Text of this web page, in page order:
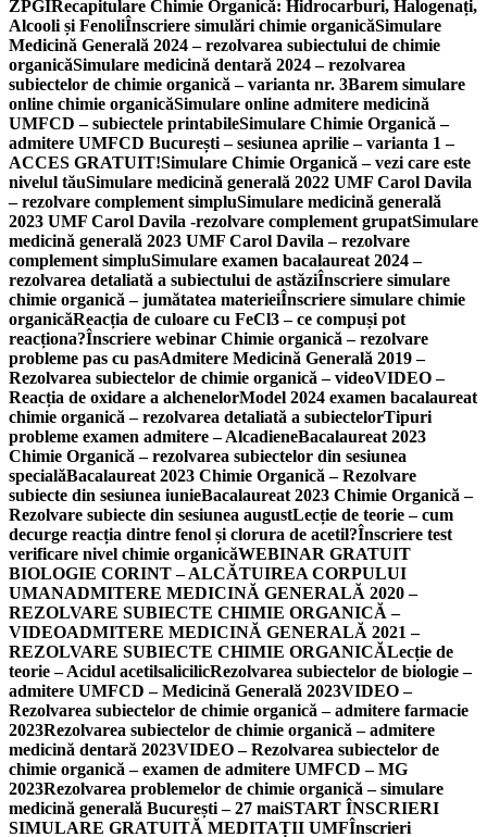
ZPGIRecapitulare Chimie Organică: Hidrocarburi, Halogenați,
Alcooli și FenoliÎnscriere simulări chimie organicăSimulare
Medicină Generală 2024 – rezolvarea subiectului de chimie
organicăSimulare medicină dentară 2024 – rezolvarea
subiectelor de chimie organică – varianta nr. 3Barem simulare
online chimie organicăSimulare online admitere medicină
UMFCD – subiectele printabileSimulare Chimie Organică –
admitere UMFCD București – sesiunea aprilie – varianta 1 –
ACCES GRATUIT!Simulare Chimie Organică – vezi care este
nivelul tăuSimulare medicină generală 2022 UMF Carol Davila
– rezolvare complement simpluSimulare medicină generală
2023 UMF Carol Davila -rezolvare complement grupatSimulare
medicină generală 2023 UMF Carol Davila – rezolvare
complement simpluSimulare examen bacalaureat 2024 –
rezolvarea detaliată a subiectului de astăziÎnscriere simulare
chimie organică – jumătatea materieiÎnscriere simulare chimie
organicăReacția de culoare cu FeCl3 – ce compuși pot
reacționa?Înscriere webinar Chimie organică – rezolvare
probleme pas cu pasAdmitere Medicină Generală 2019 –
Rezolvarea subiectelor de chimie organică – videoVIDEO –
Reacția de oxidare a alchenelorModel 2024 examen bacalaureat
chimie organică – rezolvarea detaliată a subiectelorTipuri
probleme examen admitere – AlcadieneBacalaureat 2023
Chimie Organică – rezolvarea subiectelor din sesiunea
specialăBacalaureat 2023 Chimie Organică – Rezolvare
subiecte din sesiunea iunieBacalaureat 2023 Chimie Organică –
Rezolvare subiecte din sesiunea augustLecție de teorie – cum
decurge reacția dintre fenol și clorura de acetil?Înscriere test
verificare nivel chimie organicăWEBINAR GRATUIT
BIOLOGIE CORINT – ALCĂTUIREA CORPULUI
UMANADMITERE MEDICINĂ GENERALĂ 2020 –
REZOLVARE SUBIECTE CHIMIE ORGANICĂ –
VIDEOADMITERE MEDICINĂ GENERALĂ 2021 –
REZOLVARE SUBIECTE CHIMIE ORGANICĂLecție de
teorie – Acidul acetilsalicilicRezolvarea subiectelor de biologie –
admitere UMFCD – Medicină Generală 2023VIDEO –
Rezolvarea subiectelor de chimie organică – admitere farmacie
2023Rezolvarea subiectelor de chimie organică – admitere
medicină dentară 2023VIDEO – Rezolvarea subiectelor de
chimie organică – examen de admitere UMFCD – MG
2023Rezolvarea problemelor de chimie organică – simulare
medicină generală București – 27 maiSTART ÎNSCRIERI
SIMULARE GRATUITĂ MEDITAȚII UMFÎnscrieri